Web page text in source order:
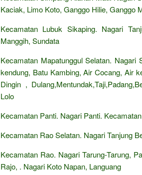
Kaciak, Limo Koto, Ganggo Hilie, Ganggo
Kecamatan Lubuk Sikaping. Nagari
Manggih, Sundata
Kecamatan Mapatunggul Selatan.
kendung, Batu Kambing, Air Cocang, Air
Dingin ,
Lolo
Kecamatan Panti. Nagari Panti.
Kecamatan Rao Selatan. Nagari Tanjung
Kecamatan Rao. Nagari Tarung-Tarung,
Rajo, . Nagari Koto Napan, Languang